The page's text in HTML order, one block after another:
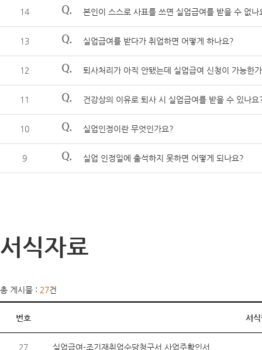
14 Q. 본인이 스스로 사표를 쓰면 실업급여를 받을 수 없나
13 Q. 실업급여를 받다가 취업하면 어떻게 하나요?
12 Q. 퇴사처리가 아직 안됐는데 실업급여 신청이 가능한
11 Q. 건강상의 이유로 퇴사 시 실업급여를 받을 수 있나요
10 Q. 실업인정이란 무엇인가요?
9 Q. 실업 인정일에 출석하지 못하면 어떻게 되나요?
서식자료
총 게시물 : 27건
번호 서
27 실업급여-조기재취업수당청구서,사업주확인서